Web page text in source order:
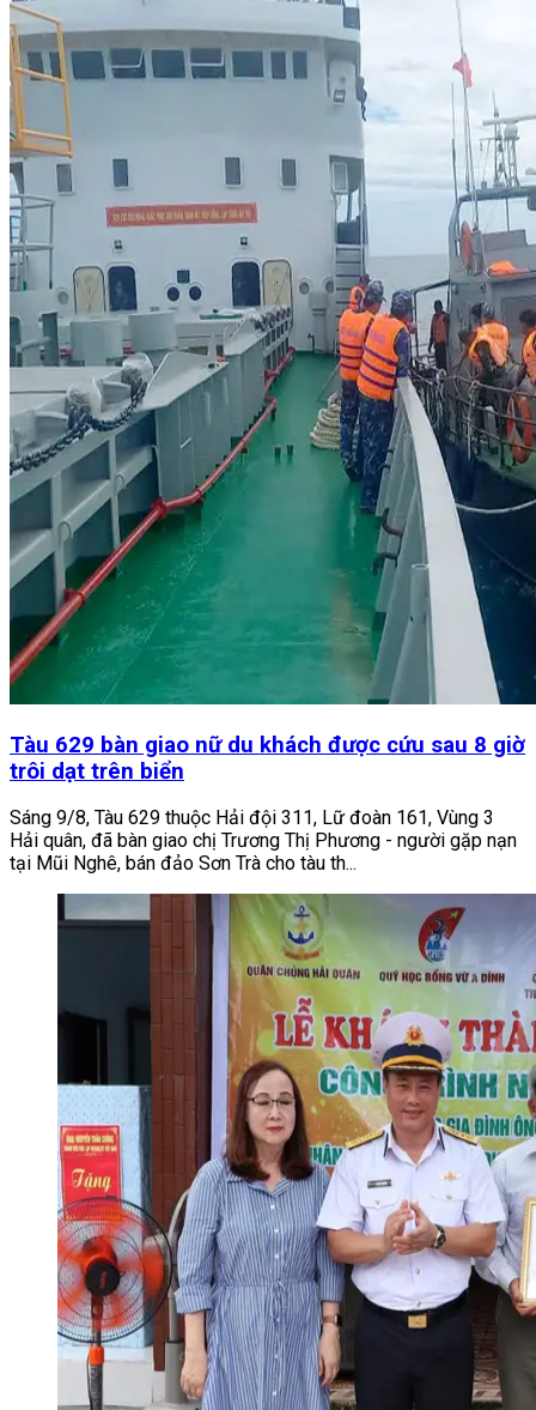
Tàu 629 bàn giao nữ du khách được cứu sau 8 giờ
trôi dạt trên biển
Sáng 9/8, Tàu 629 thuộc Hải đội 311, Lữ đoàn 161, Vùng 3
Hải quân, đã bàn giao chị Trương Thị Phương - người gặp nạn
tại Mũi Nghê, bán đảo Sơn Trà cho tàu th...